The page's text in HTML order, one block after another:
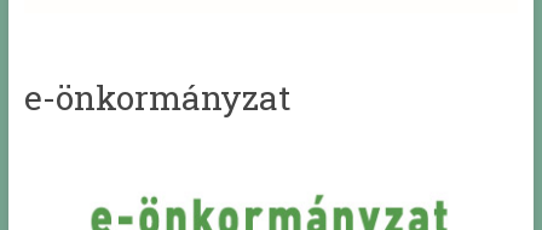
e-önkormányzat